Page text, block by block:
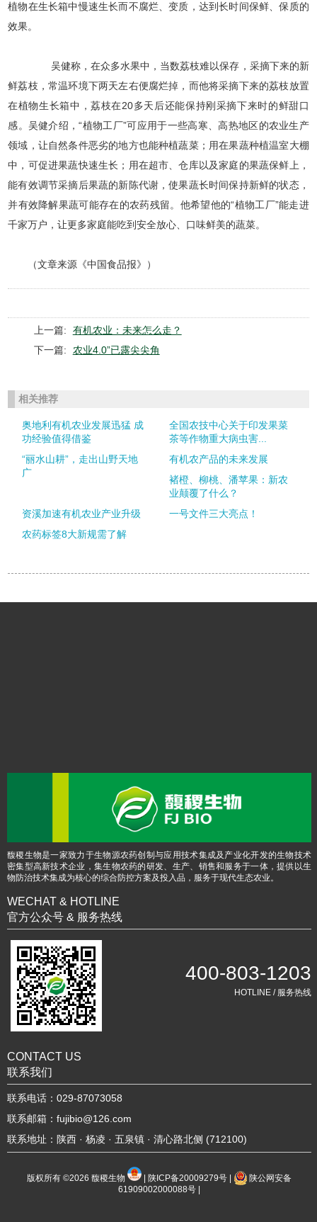
植物在生长箱中慢速生长而不腐烂、变质，达到长时间保鲜、保质的
效果。
吴健称，在众多水果中，当数荔枝难以保存，采摘下来的新
鲜荔枝，常温环境下两天左右便腐烂掉，而他将采摘下来的荔枝放置
在植物生长箱中，荔枝在20多天后还能保持刚采摘下来时的鲜甜口
感。吴健介绍，“植物工厂”可应用于一些高寒、高热地区的农业生产
领域，让自然条件恶劣的地方也能种植蔬菜；用在果蔬种植温室大棚
中，可促进果蔬快速生长；用在超市、仓库以及家庭的果蔬保鲜上，
能有效调节采摘后果蔬的新陈代谢，使果蔬长时间保持新鲜的状态，
并有效降解果蔬可能存在的农药残留。他希望他的“植物工厂”能走进
千家万户，让更多家庭能吃到安全放心、口味鲜美的蔬菜。
（文章来源《中国食品报》）
上一篇:
有机农业：未来怎么走？
下一篇:
农业4.0”已露尖尖角
相关推荐
奥地利有机农业发展迅猛 成
功经验值得借鉴
全国农技中心关于印发果菜
茶等作物重大病虫害...
“丽水山耕”，走出山野天地
广
有机农产品的未来发展
褚橙、柳桃、潘苹果：新农
业颠覆了什么？
资溪加速有机农业产业升级
一号文件三大亮点！
农药标签8大新规需了解
馥稷生物是一家致力于生物源农药创制与应用技术集成及产业化开发的生物技术
密集型高新技术企业，集生物农药的研发、生产、销售和服务于一体，提供以生
物防治技术集成为核心的综合防控方案及投入品，服务于现代生态农业。
WECHAT & HOTLINE
官方公众号 & 服务热线
400-803-1203
HOTLINE / 服务热线
CONTACT US
联系我们
联系电话：029-87073058
联系邮箱：fujibio@126.com
联系地址：陕西 · 杨凌 · 五泉镇 · 清心路北侧 (712100)
版权所有 ©2026馥稷生物 陕ICP备20009279号
陕公网安备
61909002000088号